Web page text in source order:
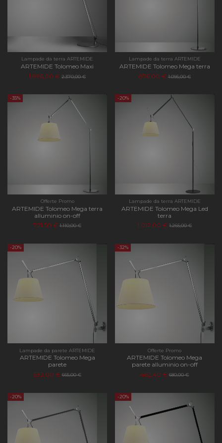
Lampade da terra ARTEMIDE
ARTEMIDE Tolomeo Maxi
1.896,00 € 2.370,00 €
Lampade da terra ARTEMIDE
ARTEMIDE Tolomeo Mega terra
876,00 € 1.095,00 €
-35%
Offerte Promo
ARTEMIDE Tolomeo Mega terra
alluminio on-off
721,50 € 1.110,00 €
-20%
Lampade da terra ARTEMIDE
ARTEMIDE Tolomeo Mega Led
terra
1.012,00 € 1.265,00 €
-20%
Lampade da parete ARTEMIDE
ARTEMIDE Tolomeo Mega
parete
532,00 € 665,00 €
-32%
Offerte Promo
ARTEMIDE Tolomeo Mega
parete alluminio on-off
462,40 € 680,00 €
-20% -20%
_ga_KEQLFFEDKH
sessione.